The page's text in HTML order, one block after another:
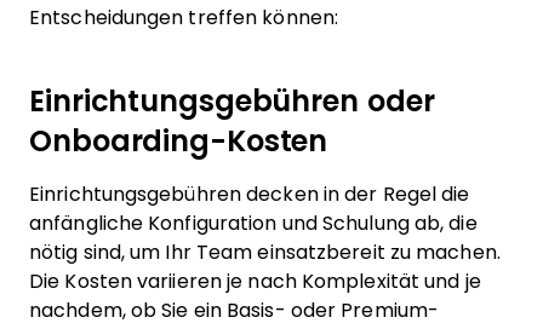
Entscheidungen treffen können:
Einrichtungsgebühren oder
Onboarding-Kosten
Einrichtungsgebühren decken in der Regel die
anfängliche Konfiguration und Schulung ab, die
nötig sind, um Ihr Team einsatzbereit zu machen.
Die Kosten variieren je nach Komplexität und je
nachdem, ob Sie ein Basis- oder Premium-